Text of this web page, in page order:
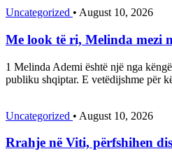
Uncategorized • August 10, 2026
Me look të ri, Melinda mezi
1 Melinda Ademi është një nga
publiku shqiptar. E vetëdijshme për
Uncategorized • August 10, 2026
Rrahje në Viti, përfshihen